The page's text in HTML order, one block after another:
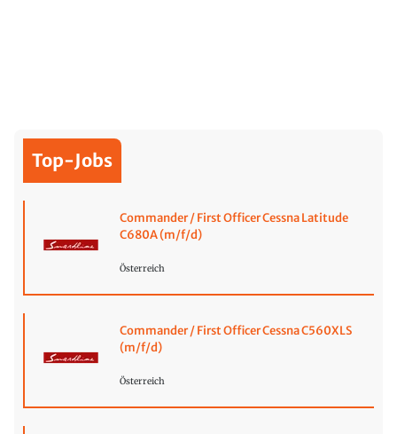
Top-Jobs
Commander / First Officer Cessna Latitude
C680A (m/f/d)
Österreich
Commander / First Officer Cessna C560XLS
(m/f/d)
Österreich